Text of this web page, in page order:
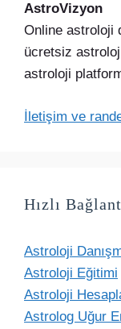
AstroVizyon
Online astroloji
ücretsiz
astroloji
İletişim ve
Hızlı
Astroloji
Astroloji Eğitimi
Astroloji
Astrolog Uğur